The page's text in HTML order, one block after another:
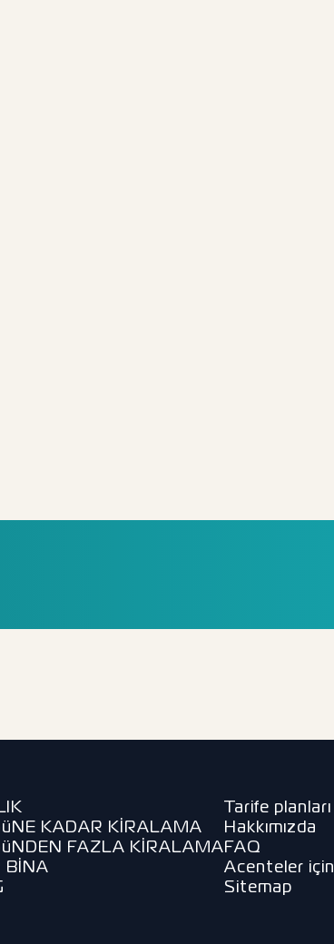
KADAR KİRALAMA
FAZLA KİRALAMA
BİNA
Tarife planları
Hakkımızda
FAQ
Acenteler için
Sitemap